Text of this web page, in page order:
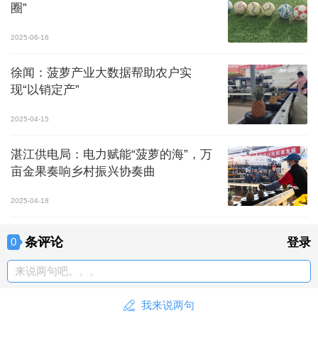
圈”
2025-06-16
徐闻：菠萝产业大数据帮助农户实
现“以销定产”
2025-04-15
湛江供电局：电力赋能“菠萝的海”，万
亩金果奏响乡村振兴协奏曲
2025-04-18
0 条评论 登录
来说两句吧。。。
我来说两句